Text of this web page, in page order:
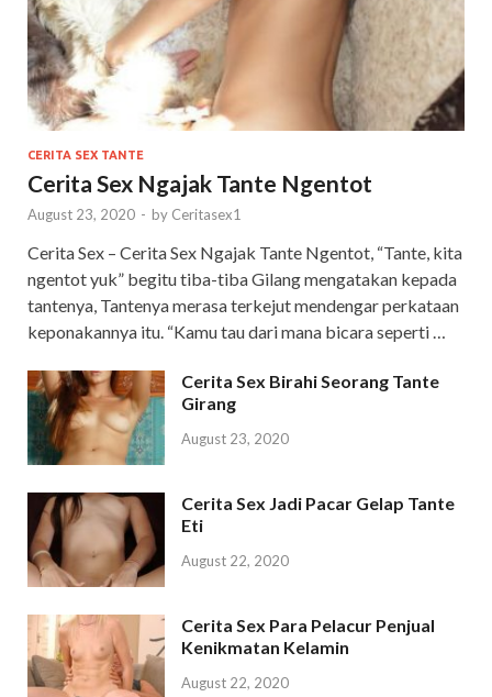
CERITA SEX TANTE
Cerita Sex Ngajak Tante Ngentot
August 23, 2020 - by Ceritasex1
Cerita Sex – Cerita Sex Ngajak Tante Ngentot, “Tante, kita
ngentot yuk” begitu tiba-tiba Gilang mengatakan kepada
tantenya, Tantenya merasa terkejut mendengar perkataan
keponakannya itu. “Kamu tau dari mana bicara seperti …
Cerita Sex Birahi Seorang Tante
Girang
August 23, 2020
Cerita Sex Jadi Pacar Gelap Tante
Eti
August 22, 2020
Cerita Sex Para Pelacur Penjual
Kenikmatan Kelamin
August 22, 2020